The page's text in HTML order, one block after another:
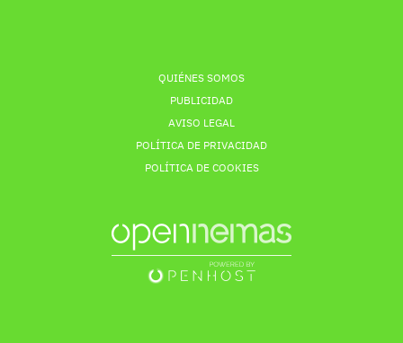
QUIÉNES SOMOS
PUBLICIDAD
AVISO LEGAL
POLÍTICA DE PRIVACIDAD
POLÍTICA DE COOKIES